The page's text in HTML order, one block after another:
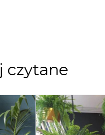
czytane